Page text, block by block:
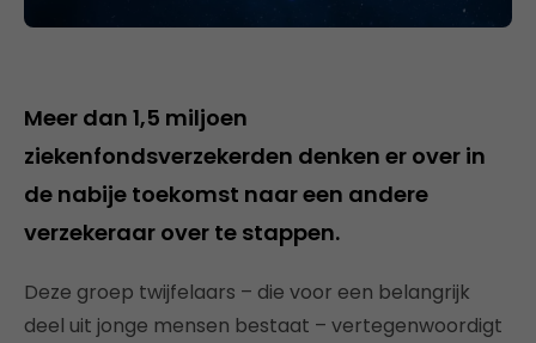
Meer dan 1,5 miljoen
ziekenfondsverzekerden denken er over in
de nabije toekomst naar een andere
verzekeraar over te stappen.
Deze groep twijfelaars – die voor een belangrijk
deel uit jonge mensen bestaat – vertegenwoordigt